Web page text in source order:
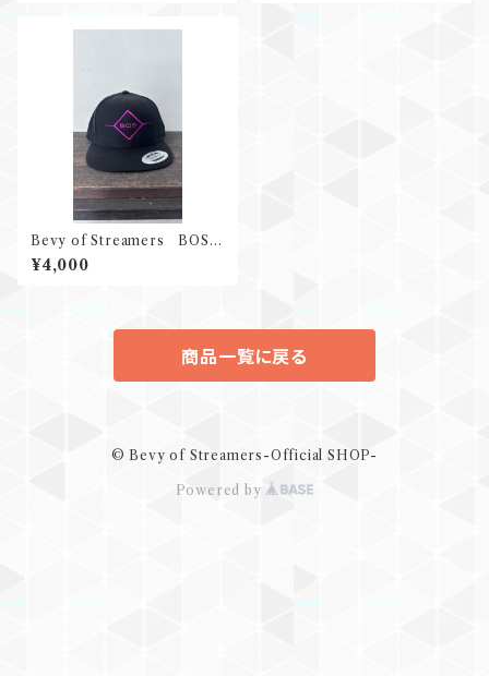
Bevy of Streamers BOSロ
ゴ刺繍キャップ (decorated by
ENGIN Co., Ltd.)
¥4,000
商品一覧に戻る
© Bevy of Streamers-Official SHOP-
Powered by